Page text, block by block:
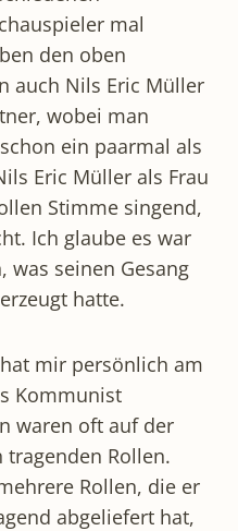
mal
den oben
auch Nils Eric Müller
wobei man
ein paarmal als
Eric Müller als Frau
Stimme singend,
Ich glaube es war
was seinen Gesang
hatte.
mir persönlich am
Kommunist
waren oft auf der
Rollen.
Rollen, die er
abgeliefert hat,